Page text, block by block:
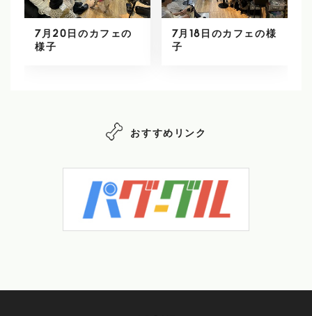
7月20日のカフェの
様子
7月18日のカフェの様
子
おすすめリンク